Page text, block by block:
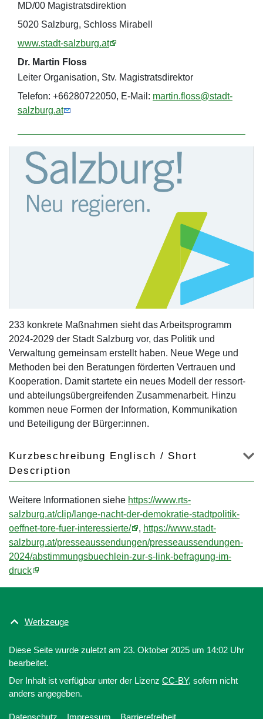
MD/00 Magistratsdirektion
5020 Salzburg, Schloss Mirabell
www.stadt-salzburg.at
Dr. Martin Floss
Leiter Organisation, Stv. Magistratsdirektor
Telefon: +66280722050, E-Mail: martin.floss@stadt-
salzburg.at
233 konkrete Maßnahmen sieht das Arbeitsprogramm
2024-2029 der Stadt Salzburg vor, das Politik und
Verwaltung gemeinsam erstellt haben. Neue Wege und
Methoden bei den Beratungen förderten Vertrauen und
Kooperation. Damit startete ein neues Modell der ressort-
und abteilungsübergreifenden Zusammenarbeit. Hinzu
kommen neue Formen der Information, Kommunikation
und Beteiligung der Bürger:innen.
Kurzbeschreibung Englisch / Short
Description
Weitere Informationen siehe https://www.rts-
salzburg.at/clip/lange-nacht-der-demokratie-stadtpolitik-
oeffnet-tore-fuer-interessierte/
, https://www.stadt-
salzburg.at/presseaussendungen/presseaussendungen-
2024/abstimmungsbuechlein-zur-s-link-befragung-im-
druck
Werkzeuge
Diese Seite wurde zuletzt am 23. Oktober 2025 um 14:02 Uhr
bearbeitet.
Der Inhalt ist verfügbar unter der Lizenz CC-BY, sofern nicht
anders angegeben.